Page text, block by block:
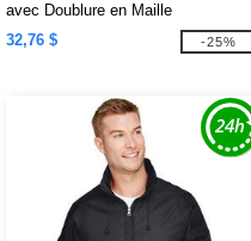
avec Doublure en Maille
32,76 $
-25%